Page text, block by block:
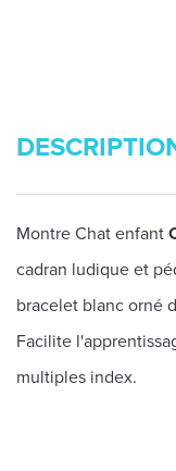
Montre Chat enfant
cadran ludique et
bracelet blanc orné
Facilite
multiples index.